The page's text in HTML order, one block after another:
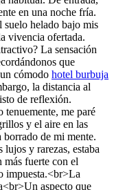
en una noche fría.
suelo helado bajo mis
vivencia ofertada.
La sensación
que
cómodo hotel burbuja
la distancia al
de reflexión.
me paré
y el aire en las
borrado de mi mente.
y rarezas, estaba
más fuerte con el
impuesta.<br>La
aspecto que